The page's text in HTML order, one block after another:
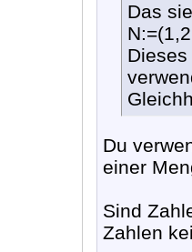
Das
Du
einer
Sind
Zahlen